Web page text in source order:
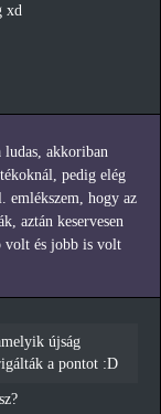
xd
akkoriban
pedig elég
emlékszem, hogy az
aztán keservesen
volt és jobb is volt
újság
a pontot :D